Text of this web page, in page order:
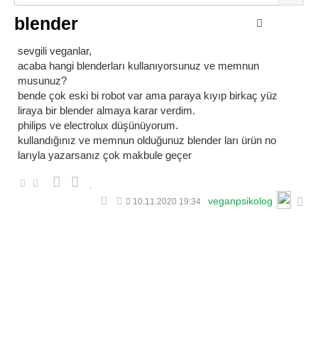
blender
sevgili veganlar,
acaba hangi blenderları kullanıyorsunuz ve memnun
musunuz?
bende çok eski bi robot var ama paraya kıyıp birkaç yüz
liraya bir blender almaya karar verdim.
philips ve electrolux düşünüyorum.
kullandığınız ve memnun olduğunuz blender ları ürün no
larıyla yazarsanız çok makbule geçer
10.11.2020 19:34 veganpsikolog